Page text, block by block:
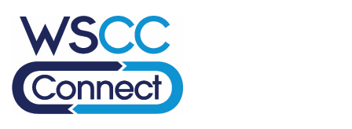
to
main
content